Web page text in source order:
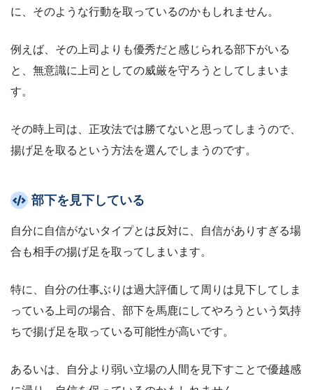
に、そのような行動を取っているのかもしれません。
例えば、その上司よりも優秀だと感じられる部下がいる
と、無意識に上司としての威厳を守ろうとしてしまいま
す。
その時上司は、正攻法では勝てないと思ってしまうので、
揚げ足を取るという方法を選んでしまうのです。
部下を見下している
自分に自信がないタイプとは反対に、自信がありすぎる場
合も相手の揚げ足を取ってしまいます。
特に、自分の仕事ぶりは過大評価して周りは見下してしま
っている上司の場合、部下を馬鹿にしてやろうという気持
ちで揚げ足を取っている可能性が高いです。
あるいは、自分より弱い立場の人間を見下すことで優越感